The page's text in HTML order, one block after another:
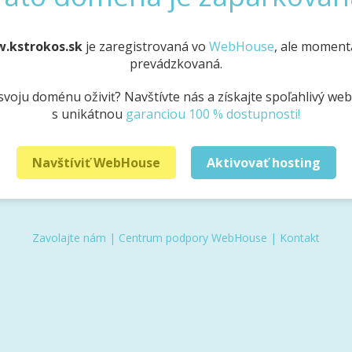
je zaregistrovaná vo WebHouse, ale
prevádzkovaná.
doménu oživiť? Navštívte nás a získajte spoľahlivý
s unikátnou garanciou 100 % dostupnosti!
Navštíviť WebHouse Aktivovať hosting
Zavolajte nám | Centrum podpory WebHouse | Kontakt